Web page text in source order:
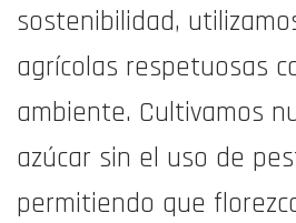
sostenibilidad,
agrícolas respetuosas
ambiente. Cultivamos
azúcar sin el uso de
permitiendo que